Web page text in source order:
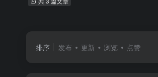
排序 发布 更新 浏览 点赞